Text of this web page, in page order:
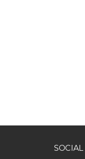
SOCIAL